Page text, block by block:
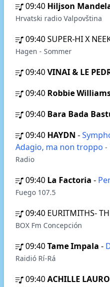
09:40 Hiljson
Hrvatski radio Valpovština
09:40SUPER-HI X
Hagen - Sommer
09:40VINAI & LE
09:40 Robbie
09:40 Bara Bada
09:40 HAYDN -
Adagio, ma non troppo -
Radio
09:40 La Factoria -
Fuego 107.5
09:40 EURITMITHS-
BOX Fm Concepción
09:40Tame Impala -
Raidió Rí-Rá
09:40ACHILLE LAURO